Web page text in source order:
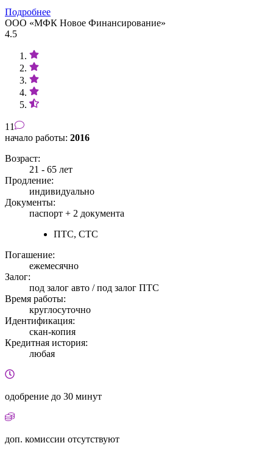
Подробнее
ООО «МФК Новое Финансирование»
4.5
11
начало работы: 2016
Возраст:
21 - 65 лет
Продление:
индивидуально
Документы:
паспорт + 2 документа
ПТС, СТС
Погашение:
ежемесячно
Залог:
под залог авто / под залог ПТС
Время работы:
круглосуточно
Идентификация:
скан-копия
Кредитная история:
любая
одобрение до 30 минут
доп. комиссии отсутствуют